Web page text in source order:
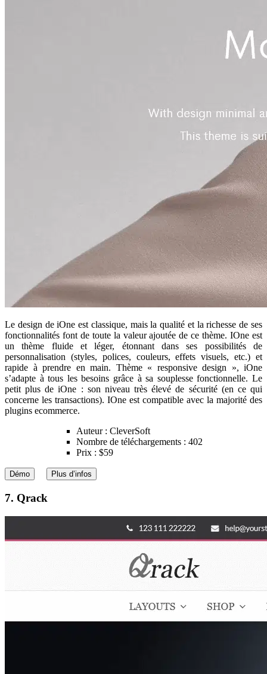
Le design de iOne est classique, mais la qualité et la richesse de ses
fonctionnalités font de toute la valeur ajoutée de ce thème. IOne est
un thème fluide et léger, étonnant dans ses possibilités de
personnalisation (styles, polices, couleurs, effets visuels, etc.) et
rapide à prendre en main. Thème « responsive design », iOne
s’adapte à tous les besoins grâce à sa souplesse fonctionnelle. Le
petit plus de iOne : son niveau très élevé de sécurité (en ce qui
concerne les transactions). IOne est compatible avec la majorité des
plugins ecommerce.
Auteur : CleverSoft
Nombre de téléchargements : 402
Prix : $59
Démo Plus d’infos
7. Qrack